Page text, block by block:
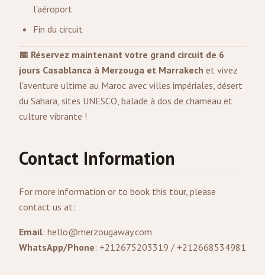
l'aéroport
Fin du circuit
📅 Réservez maintenant votre grand circuit de 6
jours Casablanca à Merzouga et Marrakech et vivez
l'aventure ultime au Maroc avec villes impériales, désert
du Sahara, sites UNESCO, balade à dos de chameau et
culture vibrante !
Contact Information
For more information or to book this tour, please
contact us at:
Email: hello@merzougaway.com
WhatsApp/Phone: +212675203319 / +212668534981